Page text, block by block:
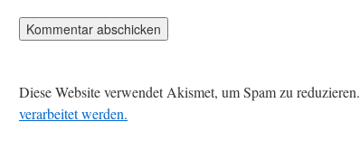
Diese Website verwendet Akismet, um Spam zu reduzieren.
verarbeitet werden.